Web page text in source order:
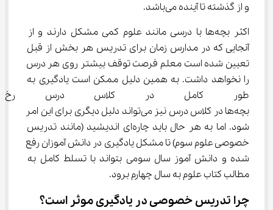
و از گذشته تا آینده می‌باشد.
اکثر بچه‌ها با درسی مانند علوم کمی مشکل دارند و از
آنجایی که در مدارس زمان برای تدریس هر بخش از قبل
تعیین شده است معلم فرصت توقف بیشتر روی هر درس
را نخواهد داشت. به همین دلیل ممکن است یادگیری به
طور کامل در کلاس درس رخ
بچه‌ها در کلاس درس نیز می‌تواند دلیل دیگری برای این امر
شود. اما به هر حال باید چاره‌ای اندیشید (مانند تدریس
خصوصی علوم سوم) تا مشکل یادگیری در دانش آموزان رفع
شده و دانش آموز سال سومی بتواند با تسلط کامل به
مطالب کتاب علوم به سال چهارم برود.
چرا تدریس خصوصی در یادگیری موثر است؟